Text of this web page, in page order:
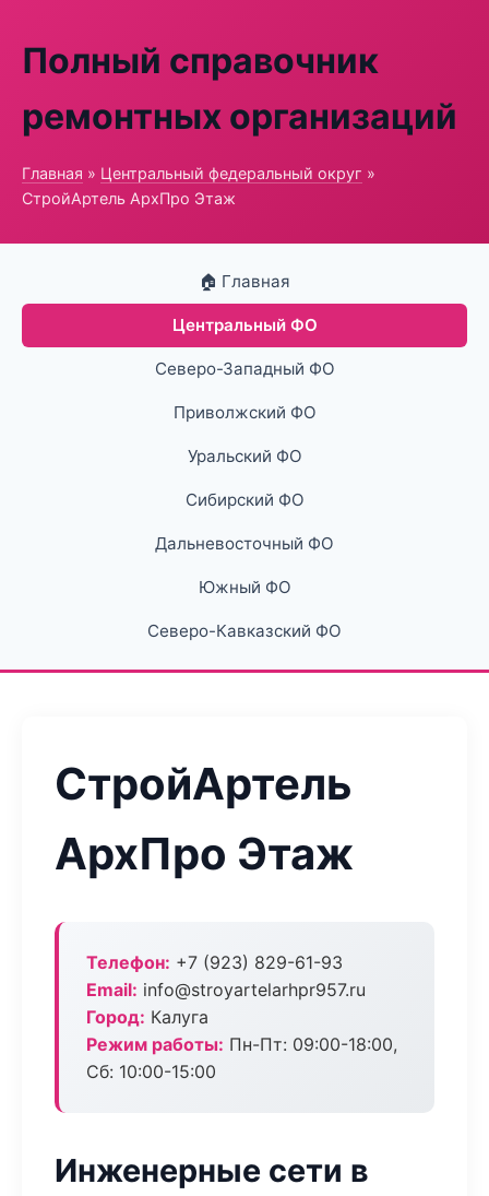
Полный справочник
ремонтных организаций
Главная » Центральный федеральный округ »
СтройАртель АрхПро Этаж
🏠 Главная
Центральный ФО
Северо-Западный ФО
Приволжский ФО
Уральский ФО
Сибирский ФО
Дальневосточный ФО
Южный ФО
Северо-Кавказский ФО
СтройАртель
АрхПро Этаж
Телефон: +7 (923) 829-61-93
Email: info@stroyartelarhpr957.ru
Город: Калуга
Режим работы: Пн-Пт: 09:00-18:00,
Сб: 10:00-15:00
Инженерные сети в